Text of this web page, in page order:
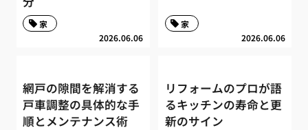
2026.06.06
家
2026.06.06
家
網戸の隙間を解消する
戸車調整の具体的な手
順とメンテナンス術
リフォームのプロが語
るキッチンの寿命と更
新のサイン